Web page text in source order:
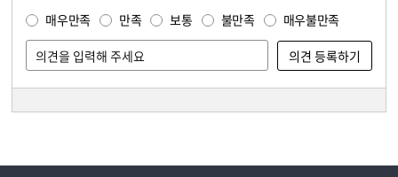
매우만족 만족 보통 불만족 매우불만족